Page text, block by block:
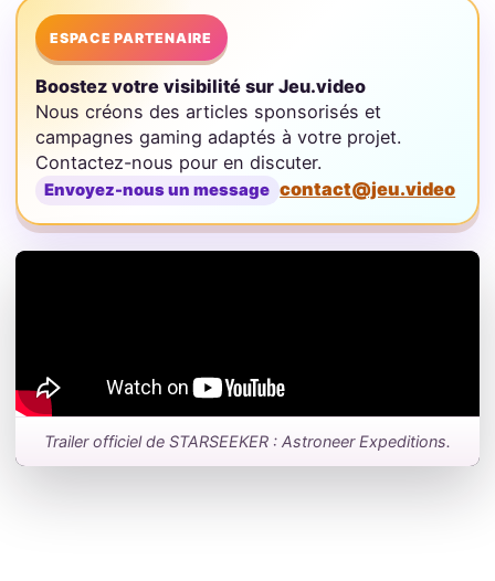
ESPACE PARTENAIRE
Boostez votre visibilité sur Jeu.video
Nous créons des articles sponsorisés et
campagnes gaming adaptés à votre projet.
Contactez-nous pour en discuter.
Envoyez-nous un message contact@jeu.video
Trailer officiel de STARSEEKER : Astroneer Expeditions.